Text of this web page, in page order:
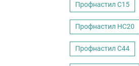
Профнастил С15
Профнастил НС20
Профнастил С44